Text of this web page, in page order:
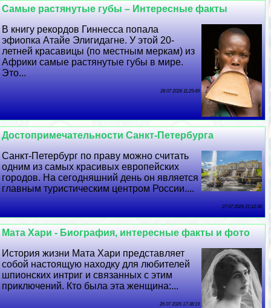
Самые растянутые губы – Интересные факты
В книгу рекордов Гиннесса попала
эфиопка Атайе Элигидагне. У этой 20-
летней красавицы (по местным меркам) из
Африки самые растянутые губы в мире.
Это...
28 07 2026 11:29:49
Достопримечательности Санкт-Петербурга
Санкт-Петербург по праву можно считать
одним из самых красивых европейских
городов. На сегодняшний день он является
главным туристическим центром России....
27 07 2026 21:12:36
Мата Хари - Биография, интересные факты и фото
История жизни Мата Хари представляет
собой настоящую находку для любителей
шпионских интриг и связанных с этим
приключений. Кто была эта женщина:...
26 07 2026 17:38:19